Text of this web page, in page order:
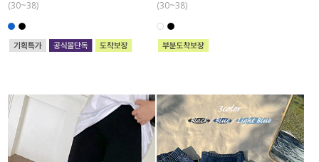
(30~38) (30~38)